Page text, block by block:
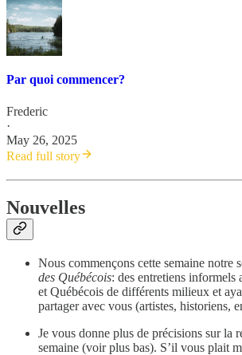
Par quoi commencer?
Frederic
·
May 26, 2025
Read full story
Nouvelles
Nous commençons cette semaine notre
des Québécois: des entretiens informels
et Québécois de différents milieux et
partager avec vous (artistes, historiens,
Je vous donne plus de précisions sur la
semaine (voir plus bas). S’il vous plait